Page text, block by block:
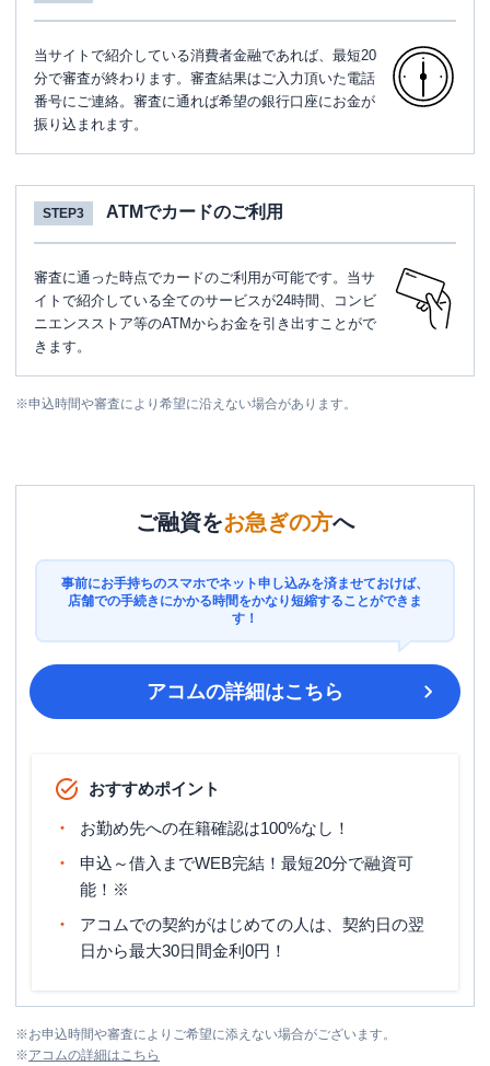
当サイトで紹介している消費者金融であれば、最短20
分で審査が終わります。審査結果はご入力頂いた電話
番号にご連絡。審査に通れば希望の銀行口座にお金が
振り込まれます。
STEP3 ATMでカードのご利用
審査に通った時点でカードのご利用が可能です。当サ
イトで紹介している全てのサービスが24時間、コンビ
ニエンスストア等のATMからお金を引き出すことがで
きます。
※申込時間や審査により希望に沿えない場合があります。
ご融資をお急ぎの方へ
事前にお手持ちのスマホでネット申し込みを済ませておけば、
店舗での手続きにかかる時間をかなり短縮することができま
す！
アコムの詳細はこちら
おすすめポイント
お勤め先への在籍確認は100%なし！
申込～借入までWEB完結！最短20分で融資可
能！※
アコムでの契約がはじめての人は、契約日の翌
日から最大30日間金利0円！
※お申込時間や審査によりご希望に添えない場合がございます。
※アコムの詳細はこちら